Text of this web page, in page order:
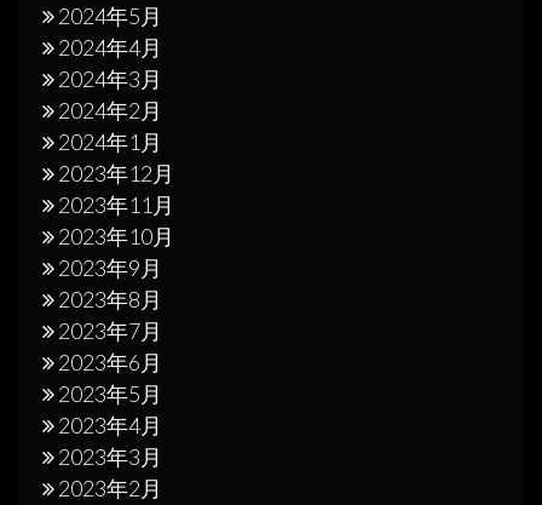
2024年5月
2024年4月
2024年3月
2024年2月
2024年1月
2023年12月
2023年11月
2023年10月
2023年9月
2023年8月
2023年7月
2023年6月
2023年5月
2023年4月
2023年3月
2023年2月